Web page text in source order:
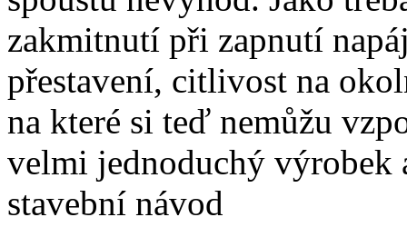
zakmitnutí při zapnutí
přestavení, citlivost na
na které si teď nemůžu
velmi jednoduchý výrobek
stavební návod